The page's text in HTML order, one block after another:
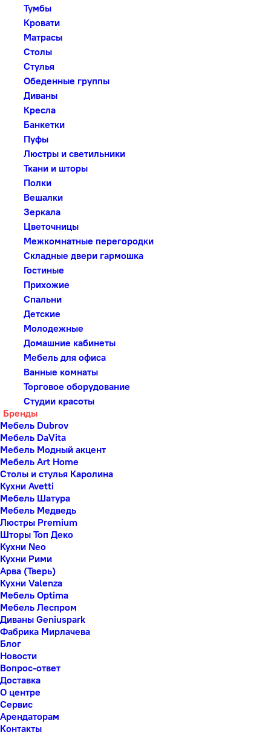
Тумбы
Кровати
Матрасы
Столы
Стулья
Обеденные группы
Диваны
Кресла
Банкетки
Пуфы
Люстры и светильники
Ткани и шторы
Полки
Вешалки
Зеркала
Цветочницы
Межкомнатные перегородки
Складные двери гармошка
Гостиные
Прихожие
Спальни
Детские
Молодежные
Домашние кабинеты
Мебель для офиса
Ванные комнаты
Торговое оборудование
Студии красоты
Бренды
Мебель Dubrov
Мебель DaVita
Мебель Модный акцент
Мебель Art Home
Столы и стулья Каролина
Кухни Avetti
Мебель Шатура
Мебель Медведь
Люстры Premium
Шторы Топ Деко
Кухни Neo
Кухни Рими
Арва (Тверь)
Кухни Valenza
Мебель Optima
Мебель Леспром
Диваны Geniuspark
Фабрика Мирлачева
Блог
Новости
Вопрос-ответ
Доставка
О центре
Сервис
Арендаторам
Контакты